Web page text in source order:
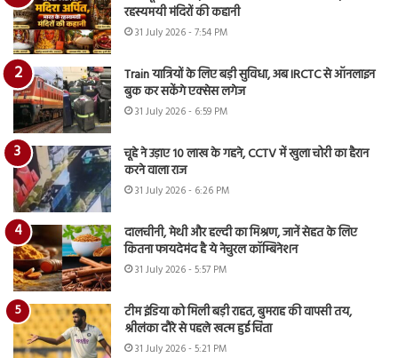
रहस्यमयी मंदिरों की कहानी
31 July 2026 - 7:54 PM
Train यात्रियों के लिए बड़ी सुविधा, अब IRCTC से ऑनलाइन
बुक कर सकेंगे एक्सेस लगेज
31 July 2026 - 6:59 PM
चूहे ने उड़ाए 10 लाख के गहने, CCTV में खुला चोरी का हैरान
करने वाला राज
31 July 2026 - 6:26 PM
दालचीनी, मेथी और हल्दी का मिश्रण, जानें सेहत के लिए
कितना फायदेमंद है ये नेचुरल कॉम्बिनेशन
31 July 2026 - 5:57 PM
टीम इंडिया को मिली बड़ी राहत, बुमराह की वापसी तय,
श्रीलंका दौरे से पहले खत्म हुई चिंता
31 July 2026 - 5:21 PM